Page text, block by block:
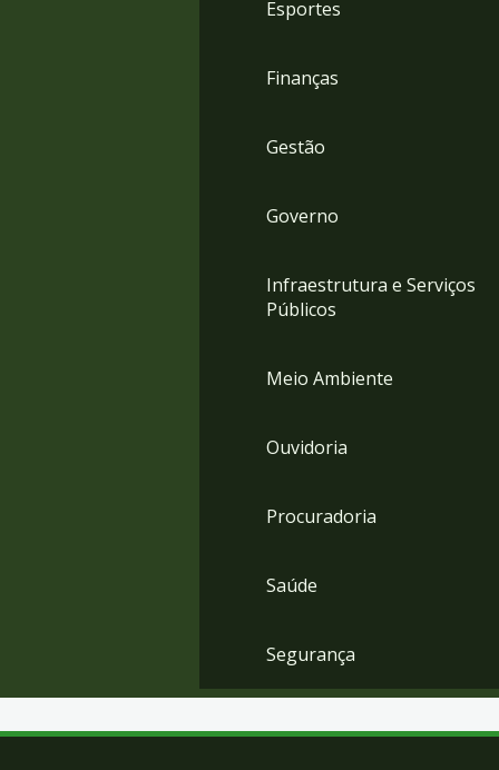
Esportes
Finanças
Gestão
Governo
Infraestrutura e Serviços
Públicos
Meio Ambiente
Ouvidoria
Procuradoria
Saúde
Segurança